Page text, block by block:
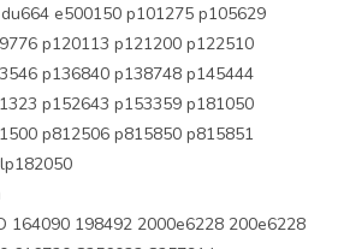
du664 e500150 p101275 p105629
p120113 p121200 p122510
p136840 p138748 p145444
p152643 p153359 p181050
p812506 p815850 p815851
164090 198492 2000e6228 200e6228